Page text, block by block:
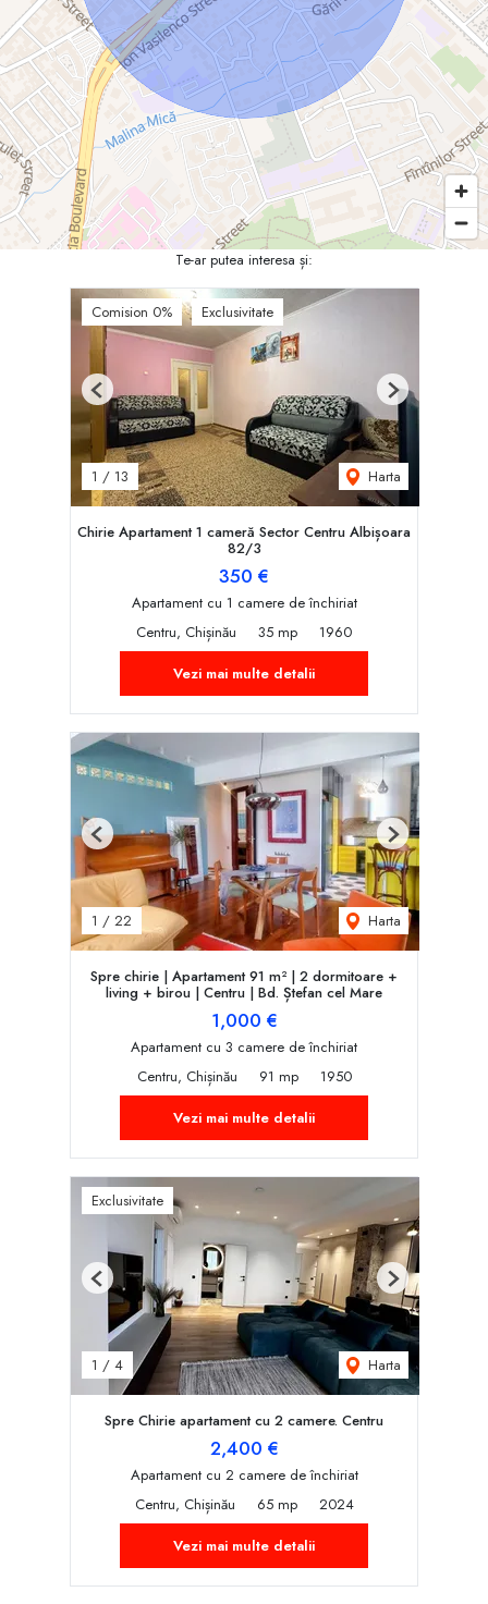
Te-ar putea interesa și:
Comision 0% Exclusivitate
1 / 13 Harta
Previous Next
Chirie Apartament 1 cameră Sector Centru Albișoara
82/3
350 €
Apartament cu 1 camere de închiriat
Centru, Chișinău
35 mp
1960
Vezi mai multe detalii
1 / 22 Harta
Previous Next
Spre chirie | Apartament 91 m² | 2 dormitoare +
living + birou | Centru | Bd. Ștefan cel Mare
1,000 €
Apartament cu 3 camere de închiriat
Centru, Chișinău
91 mp
1950
Vezi mai multe detalii
Exclusivitate
1 / 4 Harta
Previous Next
Spre Chirie apartament cu 2 camere. Centru
2,400 €
Apartament cu 2 camere de închiriat
Centru, Chișinău
65 mp
2024
Vezi mai multe detalii